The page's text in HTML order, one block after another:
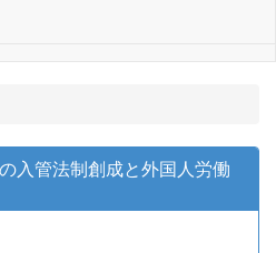
入管法制創成と外国人労働